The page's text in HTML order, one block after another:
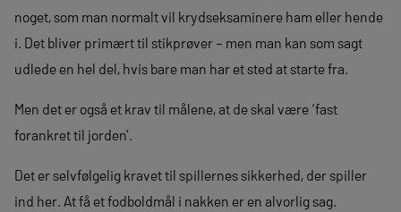
noget, som man normalt vil krydseksaminere ham eller hende
i. Det bliver primært til stikprøver – men man kan som sagt
udlede en hel del, hvis bare man har et sted at starte fra.
Men det er også et krav til målene, at de skal være ‘fast
forankret til jorden’.
Det er selvfølgelig kravet til spillernes sikkerhed, der spiller
ind her. At få et fodboldmål i nakken er en alvorlig sag.